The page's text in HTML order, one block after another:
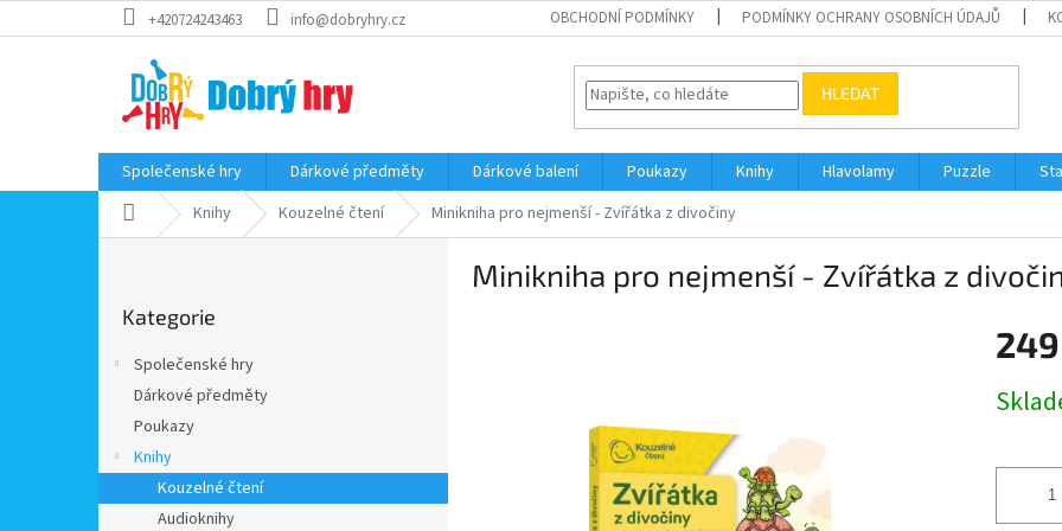
na
+420724243463 info@dobryhry.cz OBCHODNÍ PODMÍNKY PODMÍNKY OCHRANY OSOBNÍCH ÚDAJŮ
HLEDAT
Společenské hry Dárkové předměty Dárkové balení Poukazy Knihy Hlavolamy Puzzle
Domů Knihy Kouzelné čtení Minikniha pro nejmenší - Zvířátka z divočiny
a
kategorie
Kategorie
Společenské hry
Dárkové předměty
Poukazy
Knihy
Kouzelné čtení
Audioknihy
Minikniha pro nejmenší - Zvířátka z
cena: